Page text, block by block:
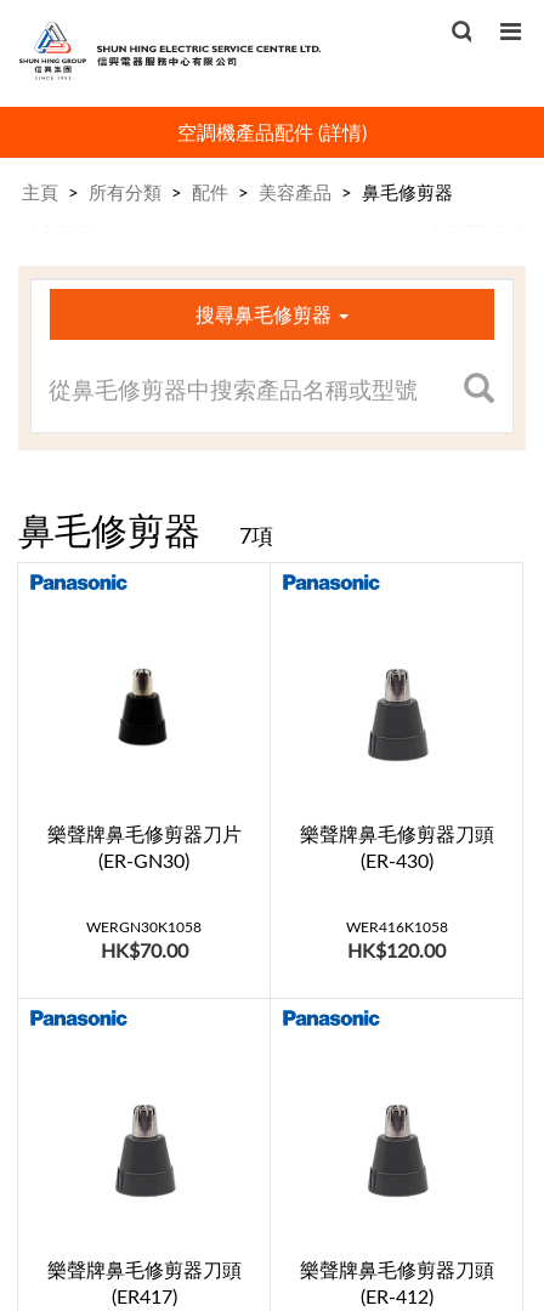
空調機產品配件(詳情)
主頁 > 所有分類 > 配件 > 美容產品 > 鼻毛修剪器
搜尋鼻毛修剪器
鼻毛修剪器 7項
樂聲牌鼻毛修剪器刀片
(ER-GN30)
WERGN30K1058
HK$70.00
樂聲牌鼻毛修剪器刀頭
(ER-430)
WER416K1058
HK$120.00
樂聲牌鼻毛修剪器刀頭
(ER417)
樂聲牌鼻毛修剪器刀頭
(ER-412)